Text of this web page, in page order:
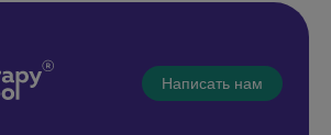
Написать нам